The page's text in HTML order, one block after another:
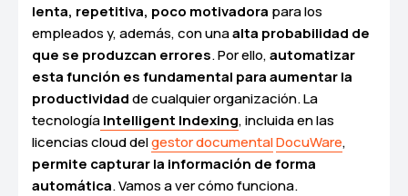
lenta, repetitiva, poco motivadora para los
empleados y, además, con unaalta probabilidad de
que se produzcan errores. Por ello,automatizar
esta función es fundamental para aumentar la
productividadde cualquier organización. La
tecnologíaIntelligent Indexing, incluida en las
licencias cloud delgestor documentalDocuWare,
permite capturar la información de forma
automática. Vamos a ver cómo funciona.